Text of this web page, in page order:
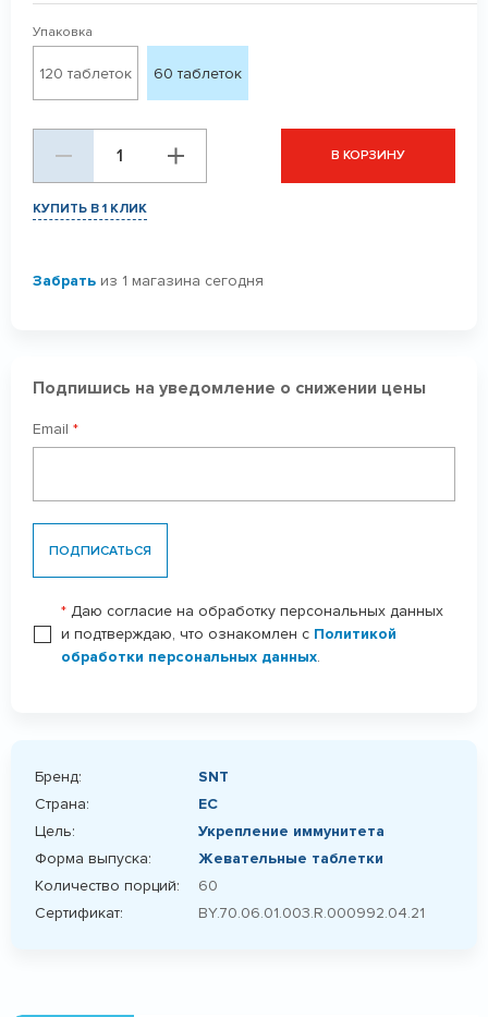
Упаковка
120 таблеток 60 таблеток
В КОРЗИНУ
КУПИТЬ В 1 КЛИК
Забрать из 1 магазина сегодня
Подпишись на уведомление о снижении цены
Email *
ПОДПИСАТЬСЯ
* Даю согласие на обработку персональных данных
и подтверждаю, что ознакомлен с Политикой
обработки персональных данных.
Бренд:
SNT
Страна:
ЕС
Цель:
Укрепление иммунитета
Форма выпуска:
Жевательные таблетки
Количество порций:
60
Сертификат:
BY.70.06.01.003.R.000992.04.21